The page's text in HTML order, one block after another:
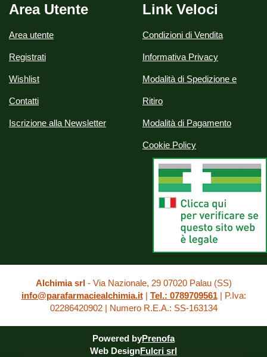
Area Utente
Area utente
Registrati
Wishlist
Contatti
Iscrizione alla Newsletter
Link Veloci
Condizioni di Vendita
Informativa Privacy
Modalità di Spedizione e
Ritiro
Modalità di Pagamento
Cookie Policy
Alchimia srl- Via Nazionale, 29 07020 Palau (SS)
info@parafarmaciealchimia.it| Tel.: 0789709561| P.Iva:
02286420902 | Numero R.E.A.: SS-163134
Powered byPrenofa
Web DesignFulcri srl